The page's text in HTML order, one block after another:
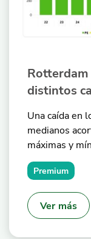
distintos
Una caída en
medianos
máximas y
Premium
Ver más